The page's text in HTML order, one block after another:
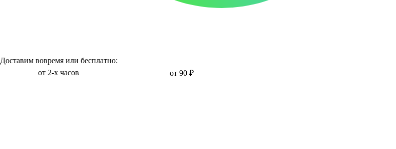
Доставим вовремя или бесплатно:
от 2-х часов от 90 ₽